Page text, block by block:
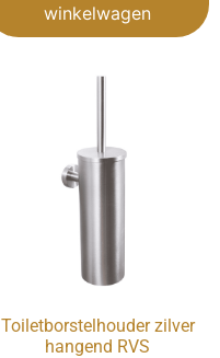
winkelwagen
Toiletborstelhouder zilver
hangend RVS